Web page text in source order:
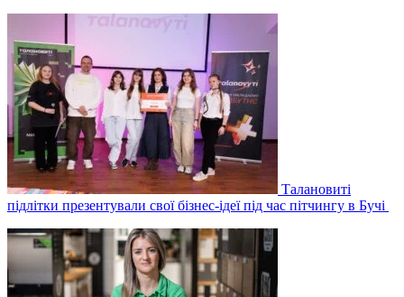
Талановиті
підлітки презентували свої бізнес-ідеї під час пітчингу в Бучі